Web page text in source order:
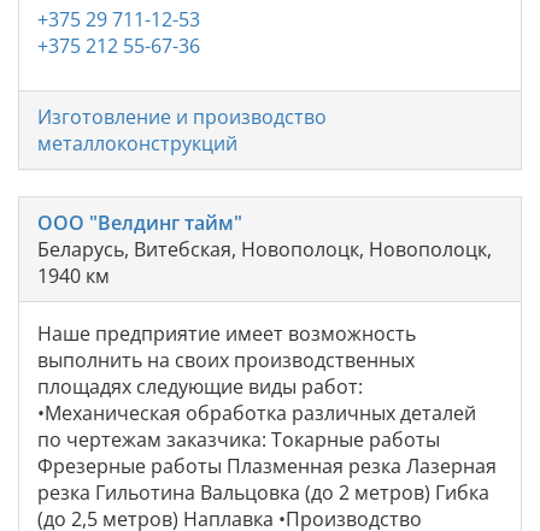
+375 29 711-12-53
+375 212 55-67-36
Изготовление и производство
металлоконструкций
ООО "Велдинг тайм"
Беларусь, Витебская, Новополоцк, Новополоцк,
1940 км
Наше предприятие имеет возможность
выполнить на своих производственных
площадях следующие виды работ:
•Механическая обработка различных деталей
по чертежам заказчика: Токарные работы
Фрезерные работы Плазменная резка Лазерная
резка Гильотина Вальцовка (до 2 метров) Гибка
(до 2,5 метров) Наплавка •Производство